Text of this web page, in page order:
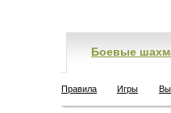
Боевые
Правила Игры